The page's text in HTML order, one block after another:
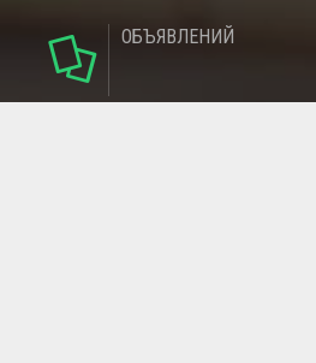
ОБЪЯВЛЕНИЙ